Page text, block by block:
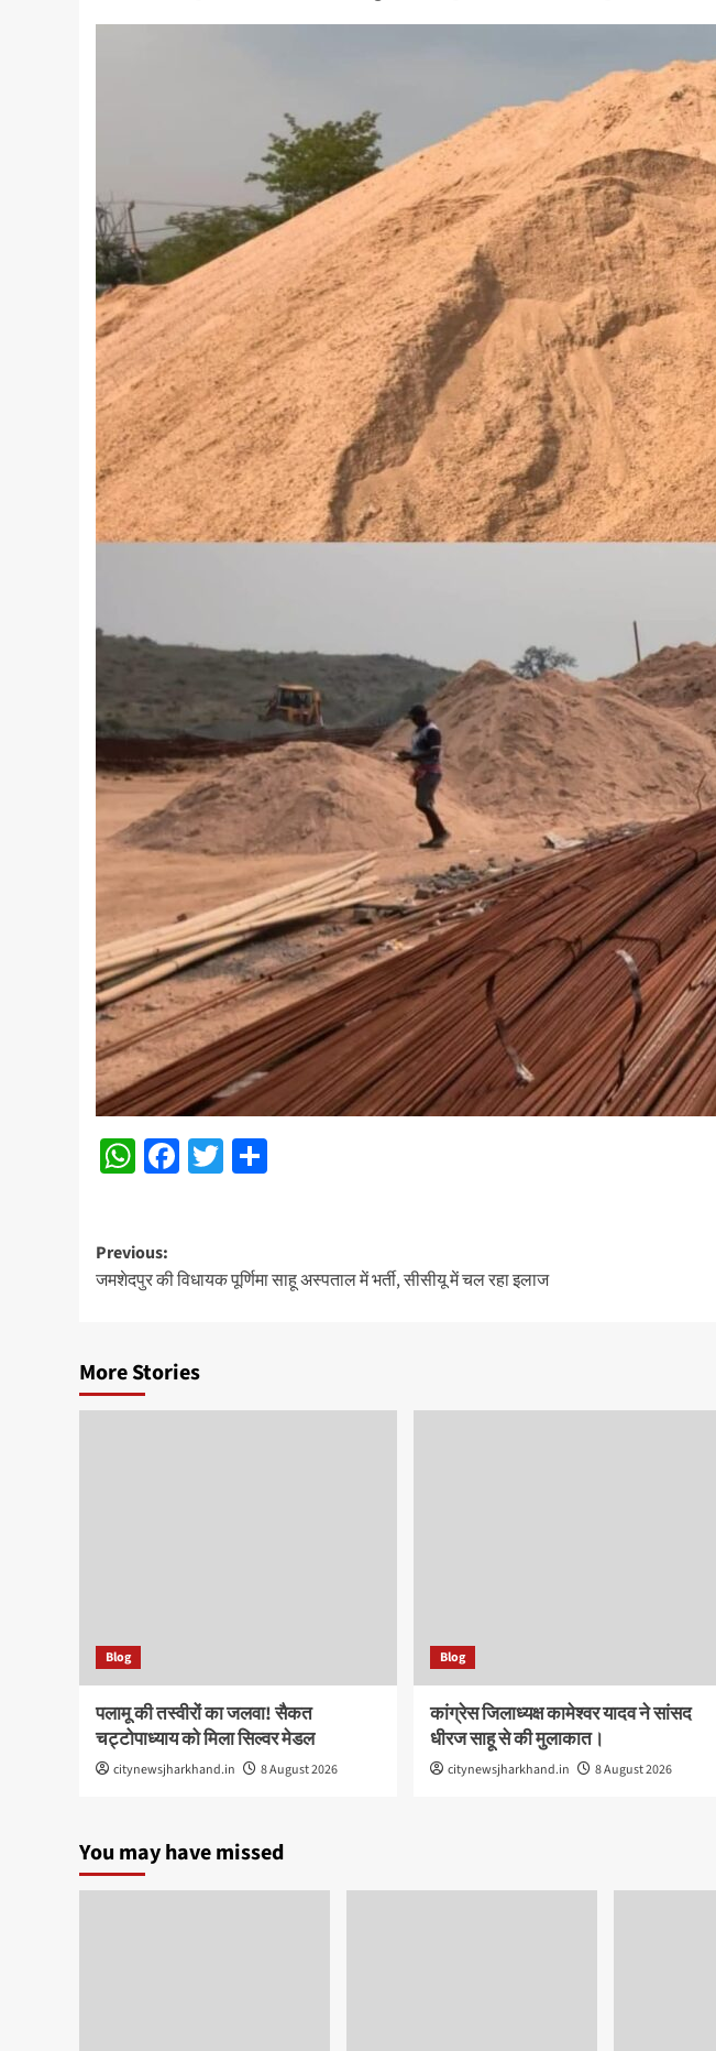
WhatsApp
Facebook
Twitter
Post
navigation
Previous:
जमशेदपुर की विधायक पूर्णिमा साहू अस्पताल में भर्ती, सीसीयू में चल रहा इलाज
More Stories
Blog
पलामू की तस्वीरों का जलवा! सैकत
चट्टोपाध्याय को मिला सिल्वर मेडल
citynewsjharkhand.in 8 August 2026
Blog
कांग्रेस जिलाध्यक्ष कामेश्वर यादव ने सांसद
धीरज साहू से की मुलाकात।
citynewsjharkhand.in 8 August 2026
You may have missed